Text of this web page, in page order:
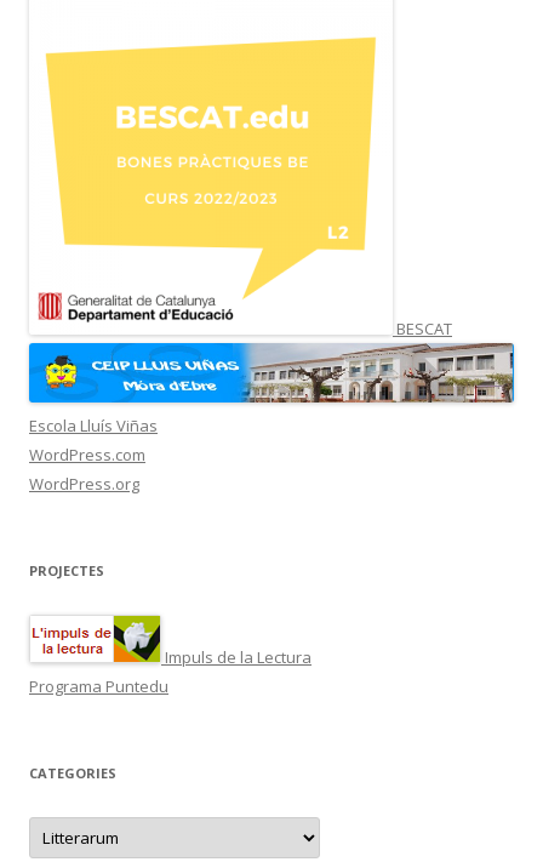
BESCAT
Escola Lluís Viñas
WordPress.com
WordPress.org
PROJECTES
Impuls de la Lectura
Programa Puntedu
CATEGORIES
C